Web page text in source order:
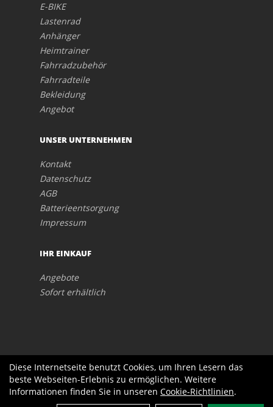
E-BIKE
Lastenrad
Anhänger
Heimtrainer
Fahrradzubehör
Fahrradteile
Bekleidung
Angebot
UNSER UNTERNEHMEN
Kontakt
Datenschutz
AGB
Batterieentsorgung
Impressum
IHR EINKAUF
Angebote
Sofort erhältlich
Diese Internetseite benutzt Cookies, um Ihren Lesern das
beste Webseiten-Erlebnis zu ermöglichen. Weitere
Informationen finden Sie in unseren Cookie-Richtlinien.